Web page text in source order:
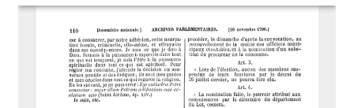
s